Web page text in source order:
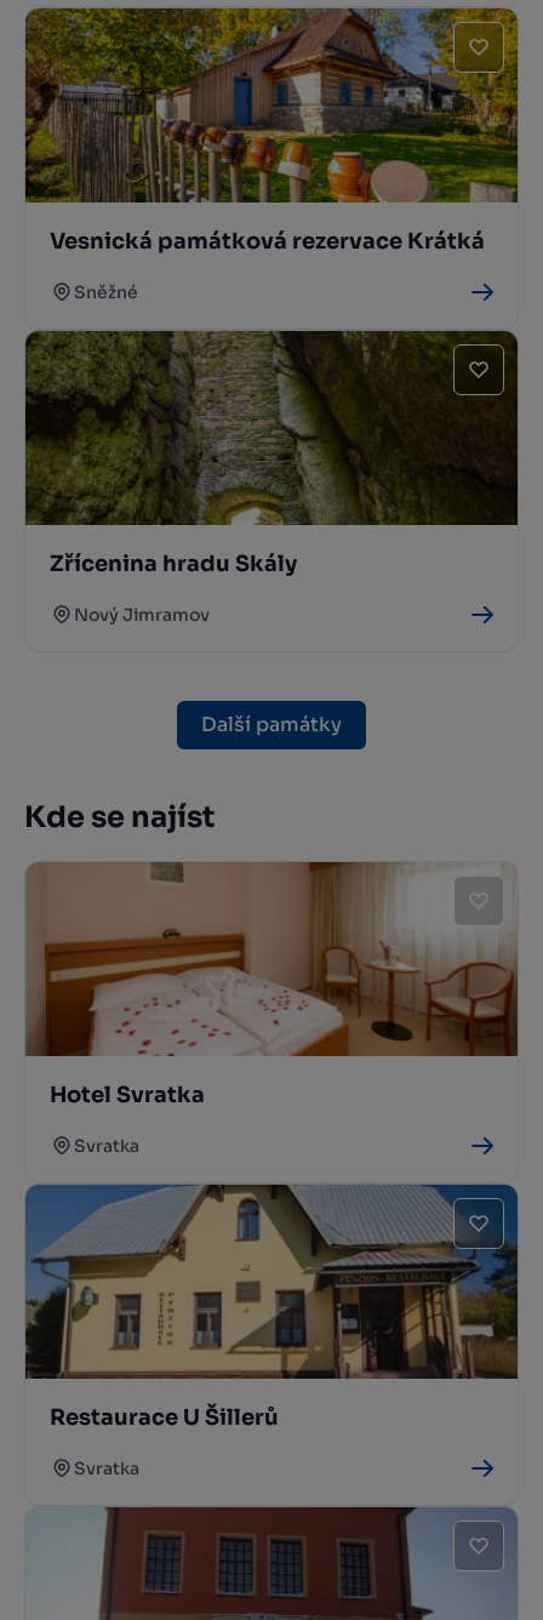
Vesnická památková rezervace Krátká
Sněžné
Zřícenina hradu Skály
Nový Jimramov
Další památky
Kde se najíst
Hotel Svratka
Svratka
Restaurace U Šillerů
Svratka